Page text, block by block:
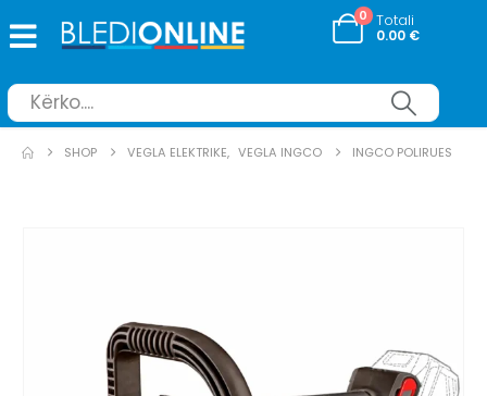
0 Totali
0.00 €
SHOP VEGLA ELEKTRIKE, VEGLA INGCO INGCO POLIRUES